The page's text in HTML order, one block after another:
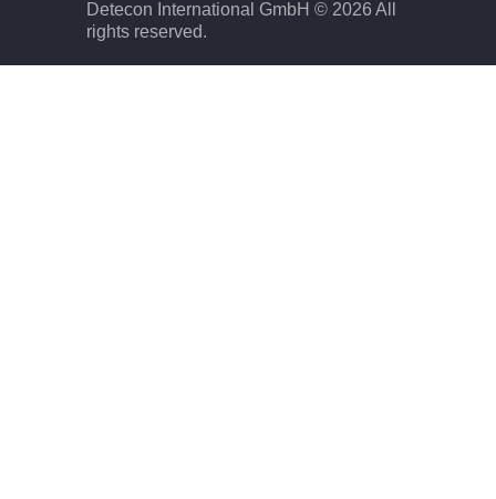
Detecon International GmbH © 2026 All
rights reserved.